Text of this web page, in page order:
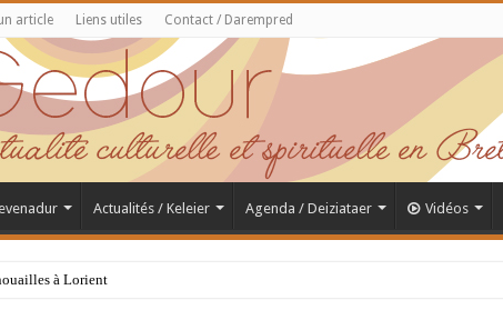
article Liens utiles Contact / Darempred
Actualités / Keleier Agenda / Deiziataer Vidéos
à Lorient